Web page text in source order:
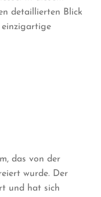
detaillierten Blick
einzigartige
das von der
wurde. Der
und hat sich